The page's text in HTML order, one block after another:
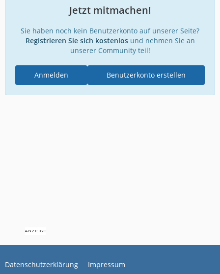
Jetzt mitmachen!
Sie haben noch kein Benutzerkonto auf unserer Seite?
Registrieren Sie sich kostenlosund nehmen Sie an
unserer Community teil!
Benutzerkonto erstellen
Anmelden
Datenschutzerklärung Impressum